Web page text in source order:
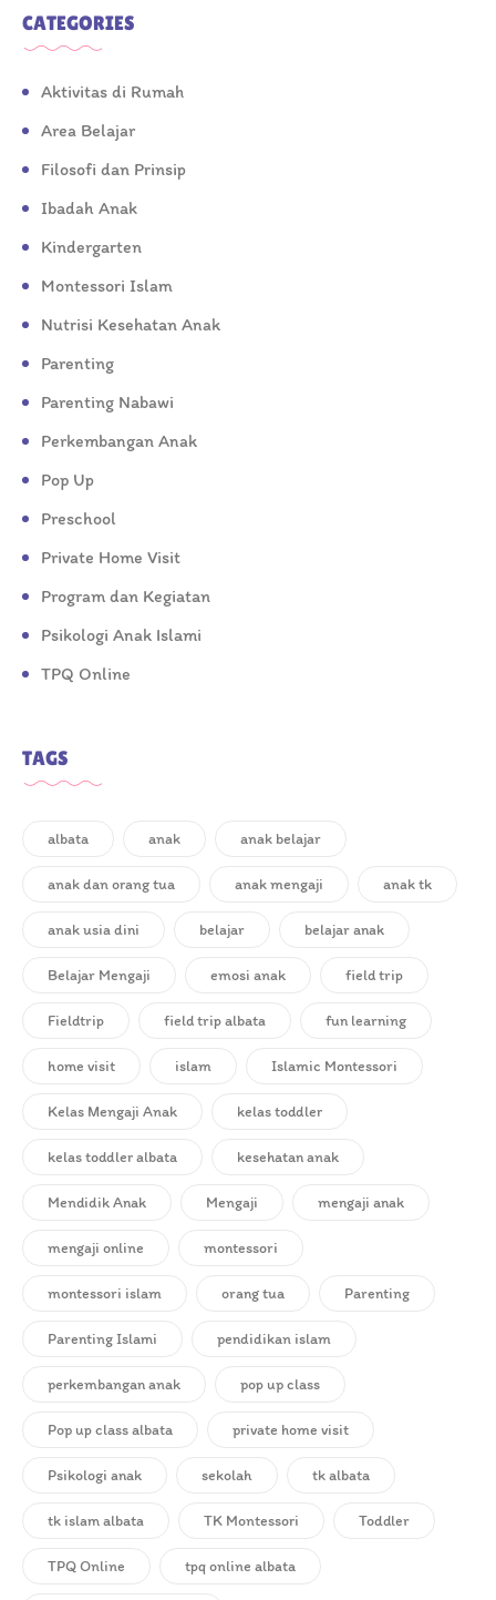
CATEGORIES
Aktivitas di Rumah
Area Belajar
Filosofi dan Prinsip
Ibadah Anak
Kindergarten
Montessori Islam
Nutrisi Kesehatan Anak
Parenting
Parenting Nabawi
Perkembangan Anak
Pop Up
Preschool
Private Home Visit
Program dan Kegiatan
Psikologi Anak Islami
TPQ Online
TAGS
albata anak anak belajar
anak dan orang tua anak mengaji anak tk
anak usia dini belajar belajar anak
Belajar Mengaji emosi anak field trip
Fieldtrip field trip albata fun learning
home visit islam Islamic Montessori
Kelas Mengaji Anak kelas toddler
kelas toddler albata kesehatan anak
Mendidik Anak Mengaji mengaji anak
mengaji online montessori
montessori islam orang tua Parenting
Parenting Islami pendidikan islam
perkembangan anak pop up class
Pop up class albata private home visit
Psikologi anak sekolah tk albata
tk islam albata TK Montessori Toddler
TPQ Online tpq online albata